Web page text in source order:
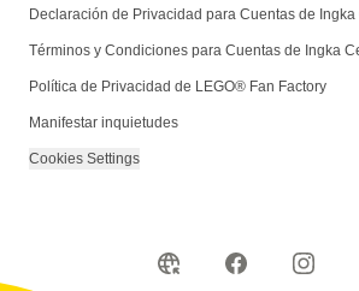
Declaración de Privacidad para Cuentas de Ingka
Términos y Condiciones para Cuentas de Ingka
Política de Privacidad de LEGO® Fan Factory
Manifestar inquietudes
Cookies Settings